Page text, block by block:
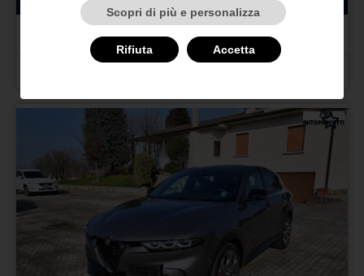
ALFA ROMEO Gtv/Spider
Gtv 2.0i 16V Twin Spark cat L
Scopri di più e personalizza
Rifiuta Accetta